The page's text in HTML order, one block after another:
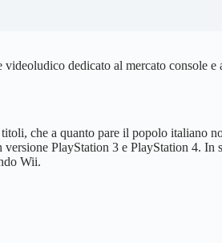
dedicato al mercato console e
che a quanto pare il popolo italiano
PlayStation 3 e PlayStation 4. In
Wii.